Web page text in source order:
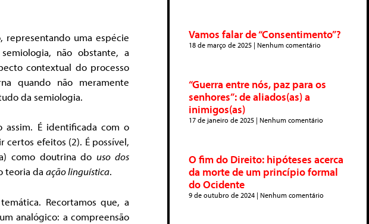
representando uma espécie
não obstante, a
contextual do processo
quando não meramente
da semiologia.
É identificada com o
efeitos (2). É possível,
como doutrina douso dos
teoria da ação linguística.
Recortamos que, a
analógico: a compreensão
Vamos falar de “Consentimento”?
18 de março de 2025 Nenhum comentário
“Guerra entre nós, paz para os
senhores”: de aliados(as) a
inimigos(as)
17 de janeiro de 2025 Nenhum comentário
O fim do Direito: hipóteses acerca
da morte de um princípio formal
do Ocidente
9 de outubro de 2024 Nenhum comentário